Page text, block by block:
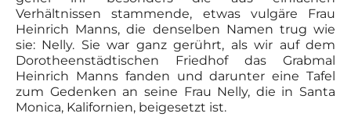
Verhältnissen stammende, etwas vulgäre Frau
Heinrich Manns, die denselben Namen trug wie
sie: Nelly. Sie war ganz gerührt, als wir auf dem
Dorotheenstädtischen Friedhof das Grabmal
Heinrich Manns fanden und darunter eine Tafel
zum Gedenken an seine Frau Nelly, die in Santa
Monica, Kalifornien, beigesetzt ist.